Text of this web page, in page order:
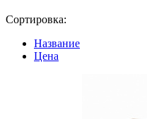
Сортировка:
Название
Цена